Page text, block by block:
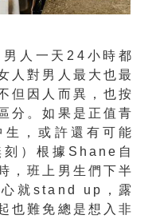
男人一天24小時都
人對男人最大也最
但因人而異，也按
分。如果是正值青
，或許還有可能
刻）根據Shane自
，班上男生們下半
心就stand up，露
也難免總是想入非